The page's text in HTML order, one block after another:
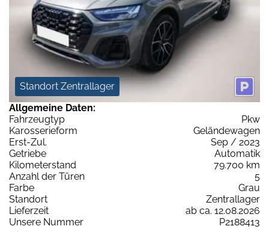
Standort Zentrallager
Allgemeine Daten:
Fahrzeugtyp
Pkw
Karosserieform
Geländewagen
Erst-Zul.
Sep / 2023
Getriebe
Automatik
Kilometerstand
79.700 km
Anzahl der Türen
5
Farbe
Grau
Standort
Zentrallager
Lieferzeit
ab ca. 12.08.2026
Unsere Nummer
P2188413